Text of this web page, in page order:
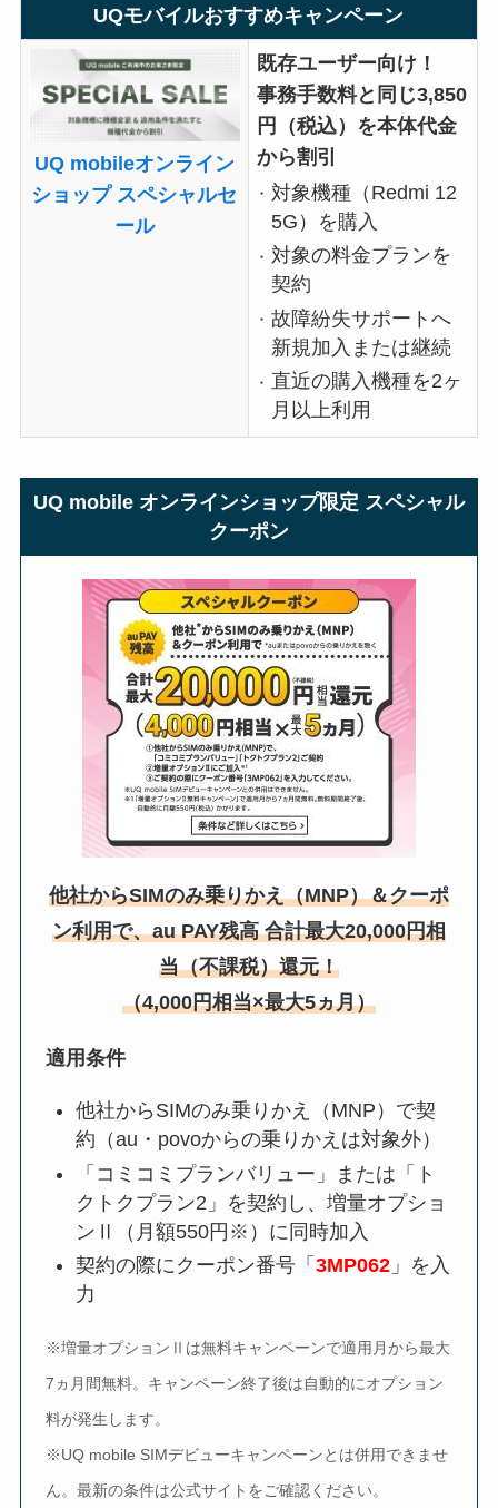
UQモバイルおすすめキャンペーン
UQ mobileオンライン
ショップ スペシャルセ
ール
既存ユーザー向け！
事務手数料と同じ3,850
円（税込）を本体代金
から割引
対象機種（Redmi 12
5G）を購入
対象の料金プランを
契約
故障紛失サポートへ
新規加入または継続
直近の購入機種を2ヶ
月以上利用
UQ mobile オンラインショップ限定 スペシャル
クーポン
他社からSIMのみ乗りかえ（MNP）＆クーポ
ン利用で、au PAY残高 合計最大20,000円相
当（不課税）還元！
（4,000円相当×最大5ヵ月）
適用条件
他社からSIMのみ乗りかえ（MNP）で契
約（au・povoからの乗りかえは対象外）
「コミコミプランバリュー」または「ト
クトクプラン2」を契約し、増量オプショ
ンⅡ（月額550円※）に同時加入
契約の際にクーポン番号「3MP062 」を入
力
※増量オプションⅡは無料キャンペーンで適用月から最大
7ヵ月間無料。キャンペーン終了後は自動的にオプション
料が発生します。
※UQ mobile SIMデビューキャンペーンとは併用できませ
ん。最新の条件は公式サイトをご確認ください。